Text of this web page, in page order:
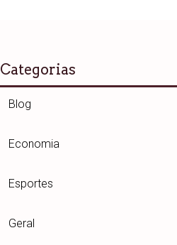
Categorias
Blog
Economia
Esportes
Geral